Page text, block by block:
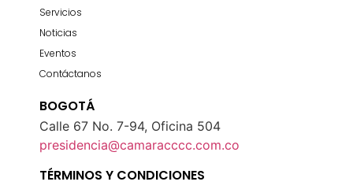
Servicios
Noticias
Eventos
Contáctanos
BOGOTÁ
Calle 67 No. 7-94, Oficina 504
presidencia@camaracccc.com.co
TÉRMINOS Y CONDICIONES